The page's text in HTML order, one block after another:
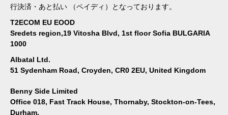
行決済・あと払い （ペイディ）となっております。
T2ECOM EU EOOD
Sredets region,19 Vitosha Blvd, 1st floor Sofia BULGARIA
1000
Albatal Ltd.
51 Sydenham Road, Croyden, CR0 2EU, United Kingdom
Benny Side Limited
Office 018, Fast Track House, Thornaby, Stockton-on-Tees,
Durham,